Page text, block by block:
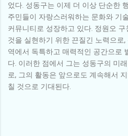
었다. 성동구는 이제 더 이상 단순한
주민들이 자랑스러워하는 문화와 기
커뮤니티로 성장하고 있다. 정원오
것을 실현하기 위한 끈질긴 노력으로
역에서 독특하고 매력적인 공간으로
다. 이러한 점에서 그는 성동구의 미
로, 그의 활동은 앞으로도 계속해서
칠 것으로 기대된다.